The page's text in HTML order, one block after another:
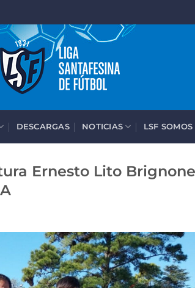
DESCARGAS NOTICIAS LSF
Ernesto Lito Brignone